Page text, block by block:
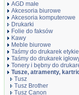
AGD małe
Akcesoria biurowe
Akcesoria komputerowe
Drukarki
Folie do faksów
Kawy
Meble biurowe
Taśmy do drukarek
Taśmy do drukarek
Tonery i bębny do
Tusze, atramenty,
Tusz
Tusz Brother
Tusz Canon